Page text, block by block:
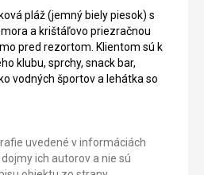
pláž (jemný biely piesok) s
a krištáľovo priezračnou
pred rezortom. Klientom sú k
klubu, sprchy, snack bar,
vodných športov a lehátka so
uvedené v informáciách
ich autorov a nie sú